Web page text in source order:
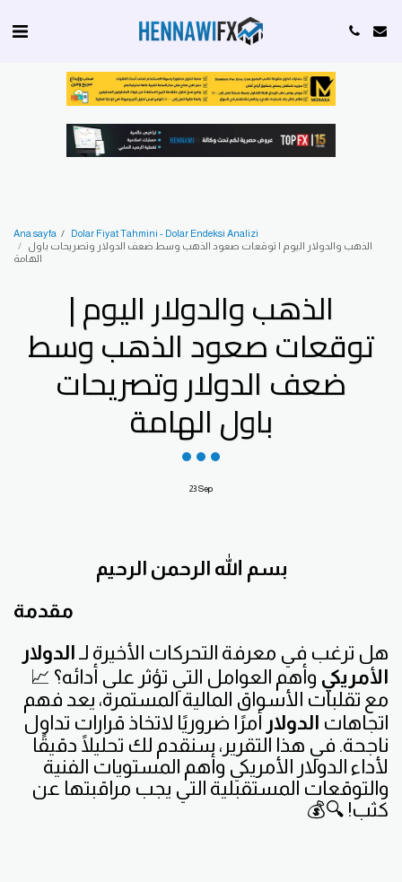
Ana sayfa
Dolar Fiyat Tahmini - Dolar Endeksi Analizi
الذهب والدولار اليوم | توقعات صعود الذهب وسط ضعف الدولار وتصريحات باول
الهامة
الذهب والدولار اليوم |
توقعات صعود الذهب وسط
ضعف الدولار وتصريحات
باول الهامة
23Sep
بسم الله الرحمن الرحيم
مقدمة
هل ترغب في معرفة التحركات الأخيرة لـ الدولار
الأمريكي وأهم العوامل التي تؤثر على أدائه؟ 📈
مع تقلبات الأسواق المالية المستمرة، يعد فهم
اتجاهات الدولار أمرًا ضروريًا لاتخاذ قرارات تداول
ناجحة. في هذا التقرير، سنقدم لك تحليلًا دقيقًا
لأداء الدولار الأمريكي وأهم المستويات الفنية
والتوقعات المستقبلية التي يجب مراقبتها عن
كثب! 🔍💰